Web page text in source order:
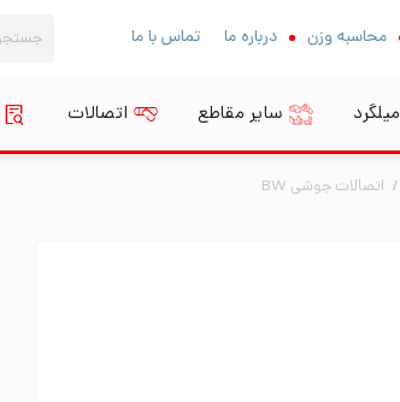
محاسبه وزن درباره ما تماس با ما
برای:
میلگرد سایر مقاطع اتصالات
/ اتصالات جوشی BW